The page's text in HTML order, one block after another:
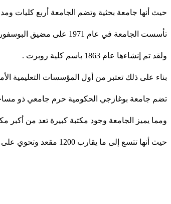
حيث أنها جامعة بحثية وتضم الجامعة أربع كليات
تأسست الجامعة في عام 1971 على مضيق البوسفور في منطقة بيبك تحديداً في القسم الأوربي في إسطنبول
ولقد تم إنشاءها عام 1863 باسم كلية روبرت .
بناء على ذلك تعتبر من أول المؤسسات التعليمية
تضم جامعة بوغازجي الحكومية حرم جامعي ذو مساحة
ومما يميز الجامعة وجود مكتبة كبيرة تعد من أكبر
حيث أنها تتسع إلى ما يقارب 1200 مقعد وتحوي على أكثر من 480 ألف كتاب و 80 ألف مجلة ومما يزيد عن 3 ملايين كتاب إلكتروني والعديد من الميزات .